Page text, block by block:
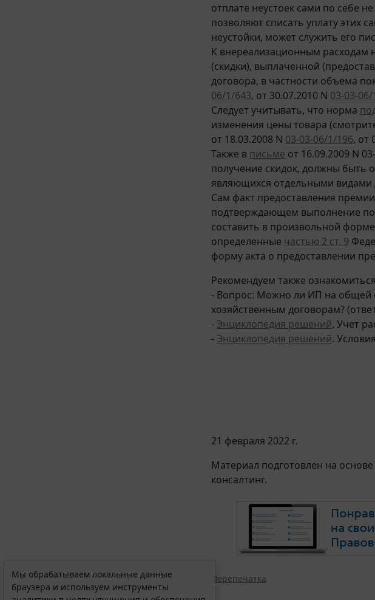
отплате неустоек сами по себе
позволяют списать уплату
неустойки, может служить его
К внереализационным расходам
(скидки), выплаченной
договора, в частности объема
06/1/643, от 30.07.2010 N 03-03-
Следует учитывать, что норма
изменения цены товара
от 18.03.2008 N 03-03-06/1/196, от
Также в письме от 16.09.2009 N
получение скидок, должны быть
являющихся отдельными видами
Сам факт предоставления
подтверждающем выполнение
составить в произвольной
определенные частью 2 ст. 9
форму акта о предоставлении
Рекомендуем также
- Вопрос: Можно ли ИП на общей
хозяйственным договорам?
- Энциклопедия решений. Учет
- Энциклопедия решений.
21 февраля 2022 г.
Материал подготовлен на
консалтинг.
Перепечатка
Мы обрабатываем локальные данные
браузера и используем инструменты